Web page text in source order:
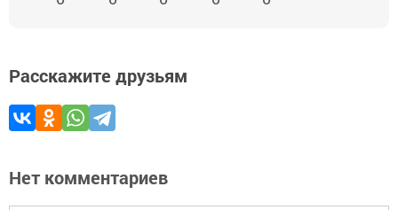
Расскажите друзьям
Нет комментариев